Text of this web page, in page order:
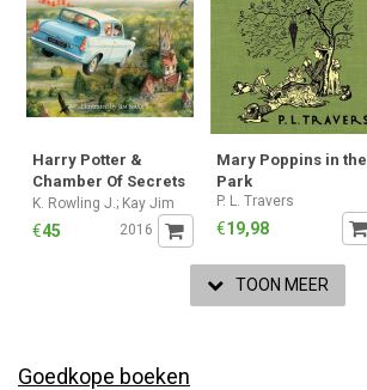
Harry Potter &
Chamber Of Secrets
Llustrated HC Ed
K. Rowling J.; Kay Jim
€45 2016
Mary Poppins in the
Park
P. L. Travers
€19,98
TOON MEER
Goedkope boeken